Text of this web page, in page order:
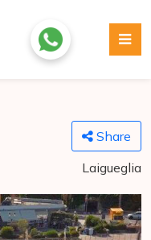
Share
Laigueglia